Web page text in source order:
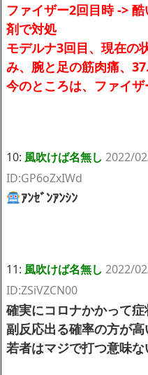
ファイザー2回目時 ->
剤で対処
モデルナ3回目、現在の
み、腕と足の筋肉痛、
今のところは、ファイ
10: 風吹けば名無し 2022/
ID:GP6oZxIWd
ｱﾝｾﾞﾝｱﾝｼﾝ
11: 風吹けば名無し 2022/
ID:ZSiVZCN00
確実にコロナかかって
副反応出る確率の方が
若者はマジで打つ意味な